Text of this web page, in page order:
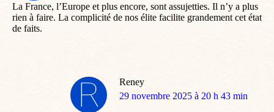
La France, l’Europe et plus encore, sont assujetties. Il n’y a plus
rien à faire. La complicité de nos élite facilite grandement cet état
de faits.
Reney
dit
29 novembre 2025 à 20 h 43 min